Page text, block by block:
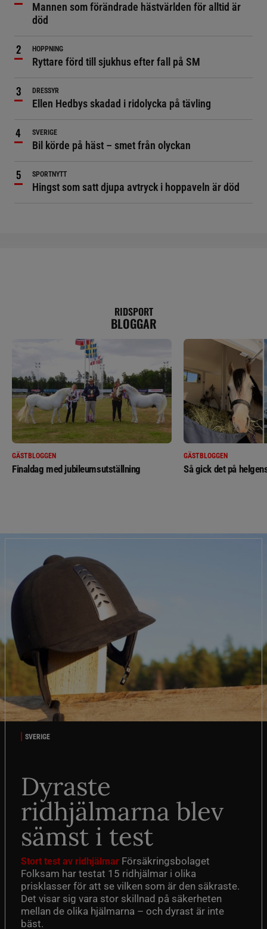
Mannen som förändrade hästvärlden för alltid är
död
HOPPNING
Ryttare förd till sjukhus efter fall på SM
DRESSYR
Ellen Hedbys skadad i ridolycka på tävling
SVERIGE
Bil körde på häst – smet från olyckan
SPORTNYTT
Hingst som satt djupa avtryck i hoppaveln är död
RIDSPORT
BLOGGAR
GÄSTBLOGGEN
Finaldag med jubileumsutställning
GÄSTBLOGGEN
Så gick det på
SVERIGE
Dyraste
ridhjälmarna blev
sämst i test
Stort test av ridhjälmar Försäkringsbolaget
Folksam har testat 15 ridhjälmar i olika
prisklasser för att se vilken som är den säkraste.
Det visar sig vara stor skillnad på säkerheten
mellan de olika hjälmarna – och dyrast är inte
bäst.